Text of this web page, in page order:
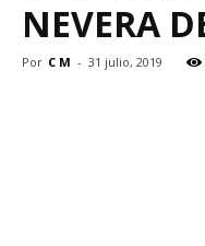
NEVERA
Por C M - 31 julio, 2019